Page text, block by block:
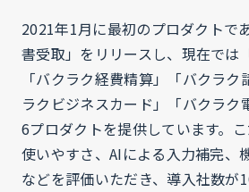
2021年1月に最初のプロダクトで
書受取」をリリースし、現在では
「バクラク経費精算」「バクラ
ラクビジネスカード」「バクラク
6プロダクトを提供しています。
使いやすさ、AIによる入力補完、
などを評価いただき、導入社数が